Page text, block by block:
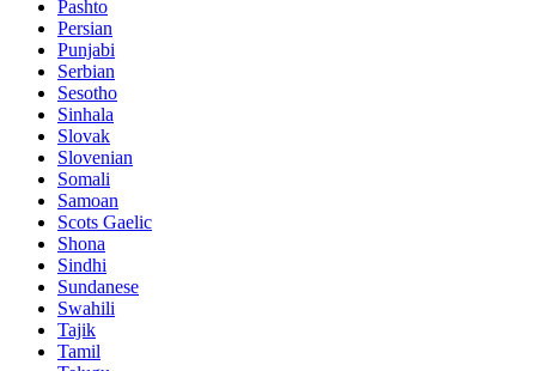
Pashto
Persian
Punjabi
Serbian
Sesotho
Sinhala
Slovak
Slovenian
Somali
Samoan
Scots Gaelic
Shona
Sindhi
Sundanese
Swahili
Tajik
Tamil